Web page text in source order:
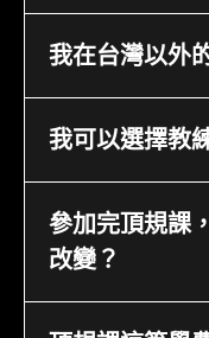
我在台灣以外
我可以選擇教
參加完頂規課
改變？